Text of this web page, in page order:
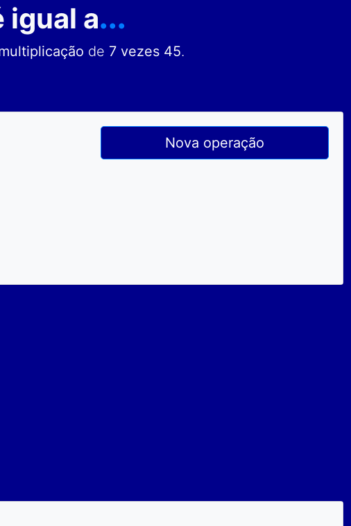
igual a...
de 7 vezes 45.
Nova operação